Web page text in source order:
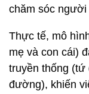
chăm sóc người
Thực tế, mô
mẹ và con cái)
truyền thống (tứ
đường), khiến